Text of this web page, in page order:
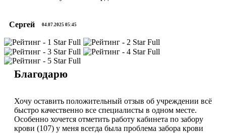
Сергей 04.07.2025 05:45
Благодарю
Хочу оставить положительный отзыв об учреждении всё
быстро качественно все специалисты в одном месте.
Особенно хочется отметить работу кабинета по забору
крови (107) у меня всегда была проблема забора крови